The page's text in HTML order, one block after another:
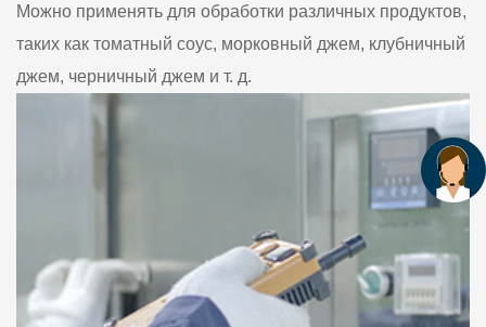
Можно применять для обработки различных продуктов,
таких как томатный соус, морковный джем, клубничный
джем, черничный джем и т. д.